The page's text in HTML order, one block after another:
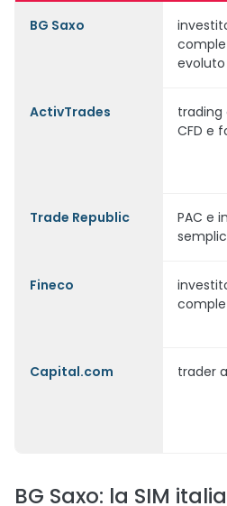
BG Saxo
evoluto
ActivTrades
trading
CFD e
Trade Republic
PAC e
Fineco
Capital.com trader
BG Saxo: la SIM